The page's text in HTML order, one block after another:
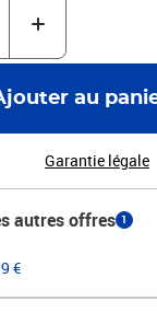
étonnante à votre
qui lui donne un
extérieur. Elle peut
à un mur ou à une
la
: bois
au
Garantie légale
autres offres 1
€